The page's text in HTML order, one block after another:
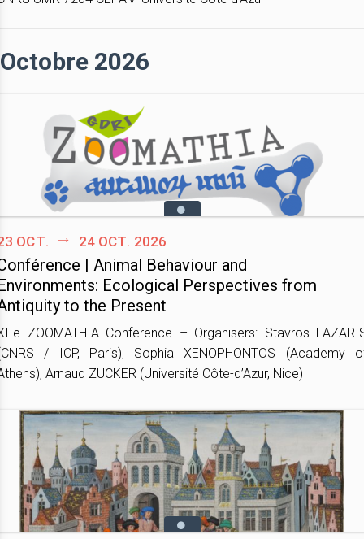
Octobre 2026
oct. 24 oct. 2026
| Animal Behaviour and
Ecological Perspectives from
to the Present
ZOOMATHIA Conference – Organisers: Stavros
/ ICP, Paris), Sophia XENOPHONTOS (Academy
Arnaud ZUCKER (Université Côte-d’Azur, Nice)